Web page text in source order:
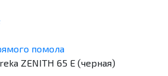
помола
ZENITH 65 E (черная)